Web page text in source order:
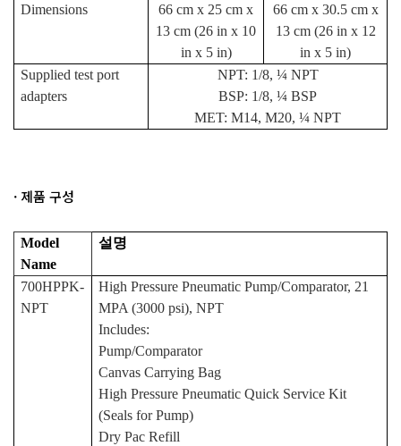
Dimensions
66 cm x 25 cm x
13 cm (26 in x 10
in x 5 in)
66 cm x 30.5 cm x
13 cm (26 in x 12
in x 5 in)
Supplied test port
adapters
NPT: 1/8, ¼ NPT
BSP: 1/8, ¼ BSP
MET: M14, M20, ¼ NPT
· 제품 구성
Model
Name
설명
700HPPK-
NPT
High Pressure Pneumatic Pump/Comparator, 21
MPA (3000 psi), NPT
Includes:
Pump/Comparator
Canvas Carrying Bag
High Pressure Pneumatic Quick Service Kit
(Seals for Pump)
Dry Pac Refill